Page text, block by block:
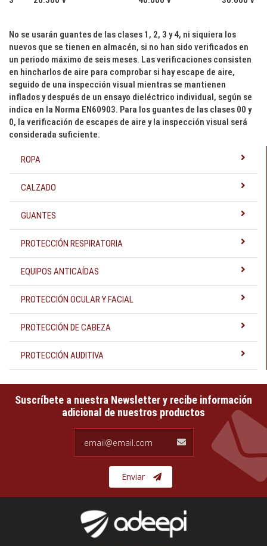
ROPA
CALZADO
GUANTES
PROTECCIÓN RESPIRATORIA
EQUIPOS ANTICAÍDAS
PROTECCIÓN OCULAR Y FACIAL
PROTECCIÓN DE CABEZA
PROTECCIÓN AUDITIVA
No se usarán guantes de las clases 1, 2, 3 y 4, ni siquiera los
nuevos que se tienen en almacén, si no han sido verificados en
un periodo máximo de seis meses. Las verificaciones consisten
en hincharlos de aire para comprobar si hay escape de aire,
seguido de una inspección visual mientras se mantienen
inflados y después de un ensayo dieléctrico individual, según se
indica en la Norma EN60903. Para los guantes de las clases 00 y
0, la verificación de escapes de aire y la inspección visual será
considerada suficiente.
Suscríbete a nuestra Newsletter y recibe información
adicional de nuestros productos
Enviar